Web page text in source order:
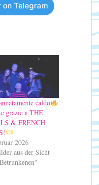
on Telegram
caldo
grazie a THE
& FRENCH
2026
aus der Sicht